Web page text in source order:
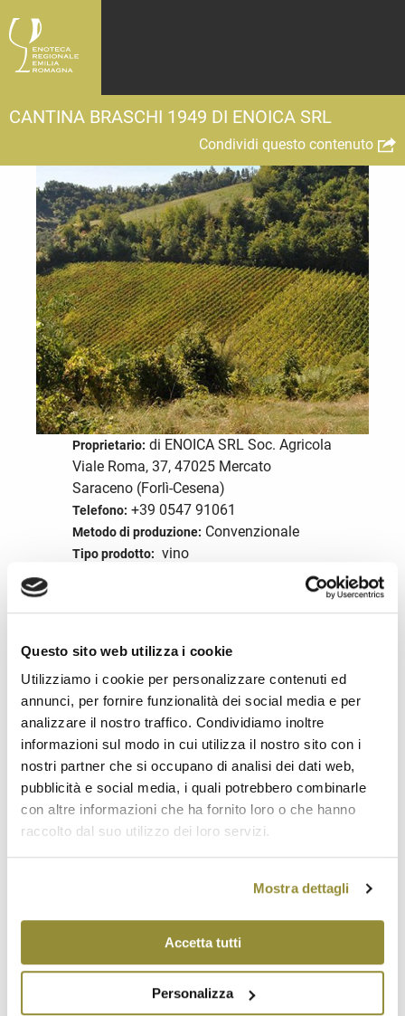
Questo sito web utilizza i cookie
Utilizziamo i cookie per personalizzare contenuti ed
annunci, per fornire funzionalità dei social media e per
analizzare il nostro traffico. Condividiamo inoltre
informazioni sul modo in cui utilizza il nostro sito con i
nostri partner che si occupano di analisi dei dati web,
pubblicità e social media, i quali potrebbero combinarle
con altre informazioni che ha fornito loro o che hanno
raccolto dal suo utilizzo dei loro servizi.
Mostra dettagli
Accetta tutti
Personalizza
CANTINA BRASCHI 1949 DI ENOICA SRL
Condividi questo contenuto
Proprietario: di ENOICA SRL Soc. Agricola
Viale Roma, 37, 47025 Mercato
Saraceno (Forlì-Cesena)
Telefono: +39 0547 91061
Metodo di produzione: Convenzionale
Tipo prodotto: vino
Servizi della struttura
Ospitalità
Ristorazione
Visita all'azienda